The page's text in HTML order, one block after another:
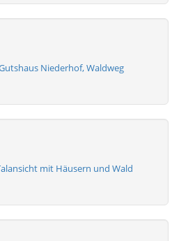
Niederhof, Waldweg
mit Häusern und Wald